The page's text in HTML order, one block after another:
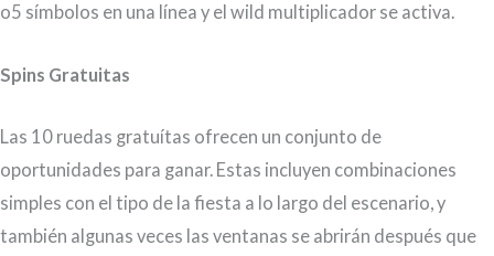
o5 símbolos en una línea y el wild multiplicador se activa.
Spins Gratuitas
Las 10 ruedas gratuítas ofrecen un conjunto de
oportunidades para ganar. Estas incluyen combinaciones
simples con el tipo de la fiesta a lo largo del escenario, y
también algunas veces las ventanas se abrirán después que